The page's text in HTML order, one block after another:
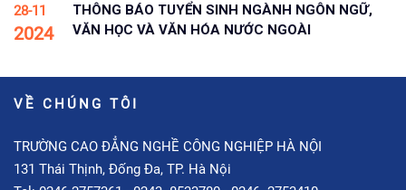
28-11
2024
THÔNG BÁO TUYỂN SINH NGÀNH NGÔN NGỮ,
VĂN HỌC VÀ VĂN HÓA NƯỚC NGOÀI
VỀ CHÚNG TÔI
TRƯỜNG CAO ĐẲNG NGHỀ CÔNG NGHIỆP HÀ NỘI
131 Thái Thịnh, Đống Đa, TP. Hà Nội